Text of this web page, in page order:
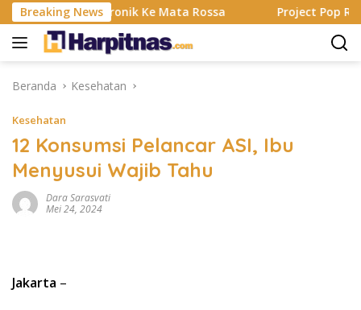
Langsung
ke
konten
Breaking News
Elektronik Ke Mata Rossa Project Pop Rayakan
Beranda Kesehatan
Kesehatan
12 Konsumsi Pelancar ASI, Ibu
Menyusui Wajib Tahu
Dara Sarasvati
Mei 24, 2024
Jakarta –